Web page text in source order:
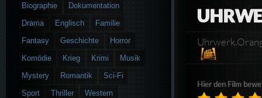
Hier den Film
Biographie
Dokumentation
Drama
Englisch
Familie
Fantasy
Geschichte
Horror
Komödie
Krieg Krimi
Musik
Mystery
Romantik
Sci-Fi
Sport
Thriller
Western